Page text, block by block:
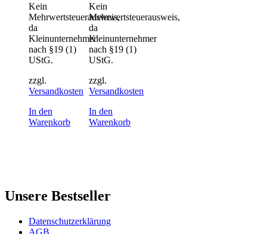
Kein
Mehrwertsteuerausweis,
da
Kleinunternehmer
nach §19 (1)
UStG.
zzgl.
Versandkosten
In den
Warenkorb
Kein
Mehrwertsteuerausweis,
da
Kleinunternehmer
nach §19 (1)
UStG.
zzgl.
Versandkosten
In den
Warenkorb
Unsere Bestseller
Datenschutzerklärung